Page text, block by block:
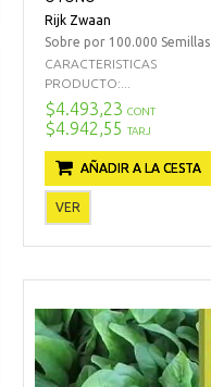
Rijk Zwaan
Sobre por 100.000 Semillas
CARACTERISTICAS
PRODUCTO:...
$4.493,23 CONT
$4.942,55 TARJ
AÑADIR A LA CESTA
VER